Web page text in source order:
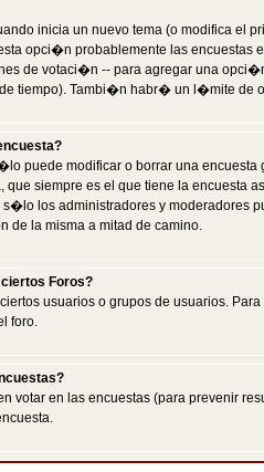
inicia un nuevo tema (o modifica el
opci�n probablemente las
de votaci�n -- para agregar una
tiempo). Tambi�n habr� un l�mite de
puede modificar o borrar una
que siempre es el que tiene la encuesta
s�lo los administradores y moderadores
de la misma a mitad de camino.
Foros?
usuarios o grupos de usuarios.
foro.
votar en las encuestas (para prevenir